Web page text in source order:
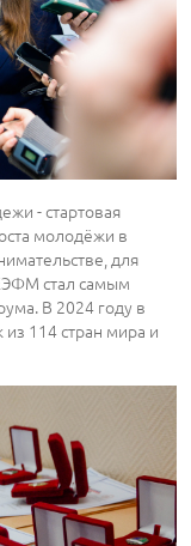
- стартовая
молодёжи в
для
стал самым
В 2024 году в
114 стран мира и